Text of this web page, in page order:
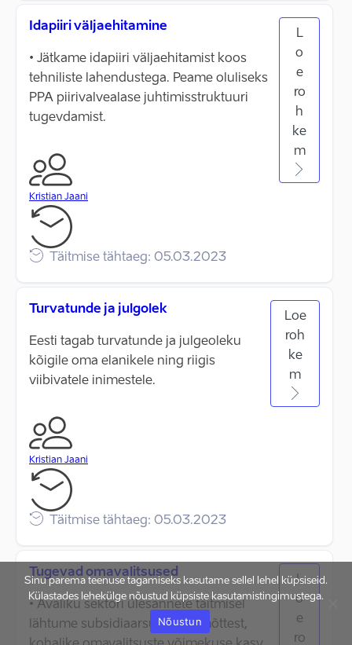
Idapiiri väljaehitamine
• Jätkame idapiiri väljaehitamist koos
tehniliste lahendustega. Peame oluliseks
PPA piirivalvealase juhtimisstruktuuri
tugevdamist.
Kristian Jaani
Täitmise tähtaeg: 05.03.2023
L
o
e
ro
h
ke
m
Turvatunde ja julgolek
Eesti tagab turvatunde ja julgeoleku
kõigile oma elanikele ning riigis
viibivatele inimestele.
Kristian Jaani
Täitmise tähtaeg: 05.03.2023
Loe
roh
ke
m
Tugevad omavalitsused
• Avaliku sektori ülesannete täitmisel
lähtume subsidiaarsuse põhimõttest,
L
o
e
ro
Sinu parema teenuse tagamiseks kasutame sellel lehel küpsiseid.
Külastades lehekülge nõustud küpsiste kasutamistingimustega.
Nõustun